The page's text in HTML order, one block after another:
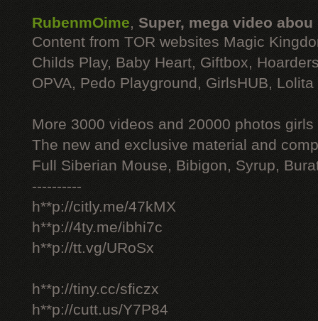
RubenmOime, Super, mega video abou
Content from TOR websites Magic
Childs Play, Baby Heart, Giftbox,
OPVA, Pedo Playground, GirlsHUB, Lolita
More 3000 videos and 20000 photos
The new and exclusive material and
Full Siberian Mouse, Bibigon, Syrup,
----------
h**p://citly.me/47kMX
h**p://4ty.me/ibhi7c
h**p://tt.vg/URoSx
h**p://tiny.cc/sficzx
h**p://cutt.us/Y7P84